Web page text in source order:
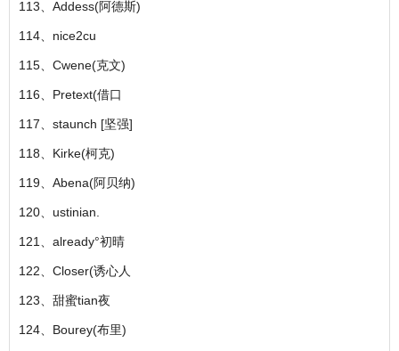
113、Addess(阿德斯)
114、nice2cu
115、Cwene(克文)
116、Pretext(借口
117、staunch [坚强]
118、Kirke(柯克)
119、Abena(阿贝纳)
120、ustinian.
121、already°初晴
122、Closer(诱心人
123、甜蜜tian夜
124、Bourey(布里)